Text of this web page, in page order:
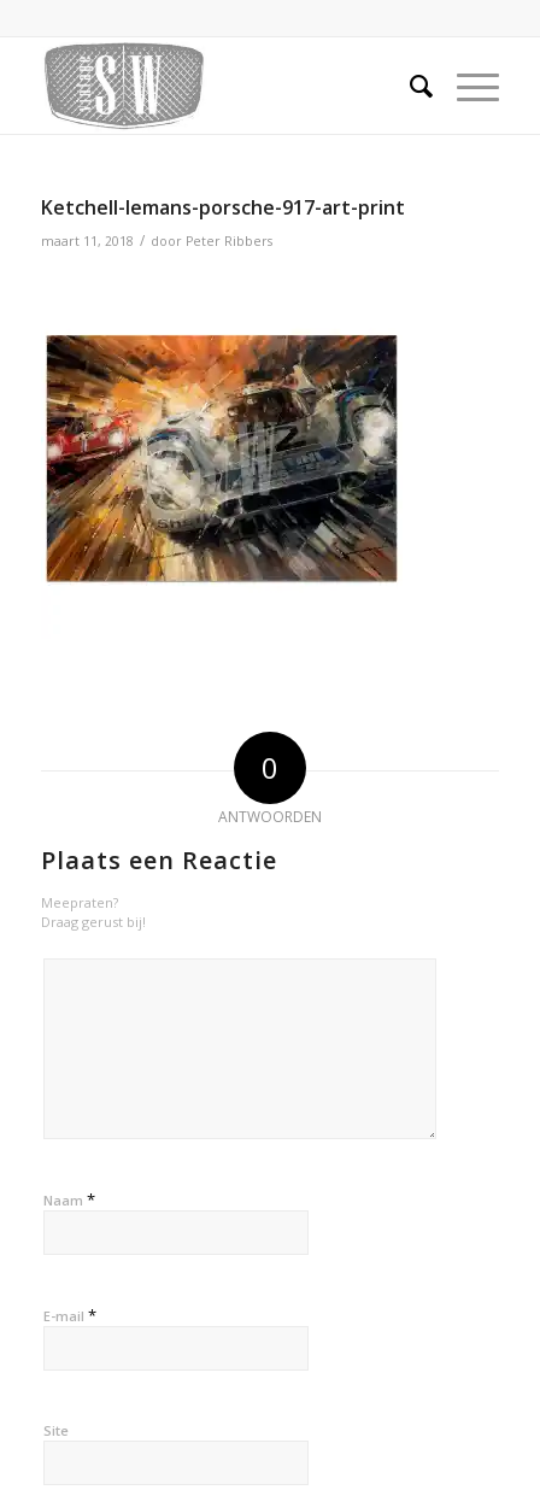
Ketchell-lemans-porsche-917-art-print
maart 11, 2018 / door Peter Ribbers
0
ANTWOORDEN
Plaats een Reactie
Meepraten?
Draag gerust bij!
Naam *
E-mail *
Site